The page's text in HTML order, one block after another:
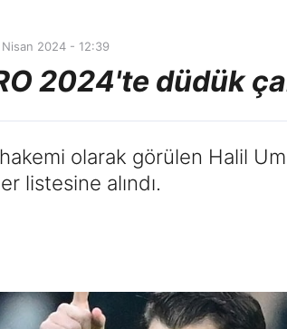
2024 - 12:39
2024'te düdük
olarak görülen Halil
listesine alındı.